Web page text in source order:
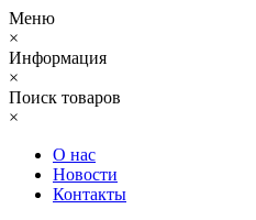
Меню
×
Информация
×
Поиск товаров
×
О нас
Новости
Контакты